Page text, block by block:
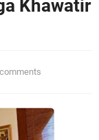
Khawatir